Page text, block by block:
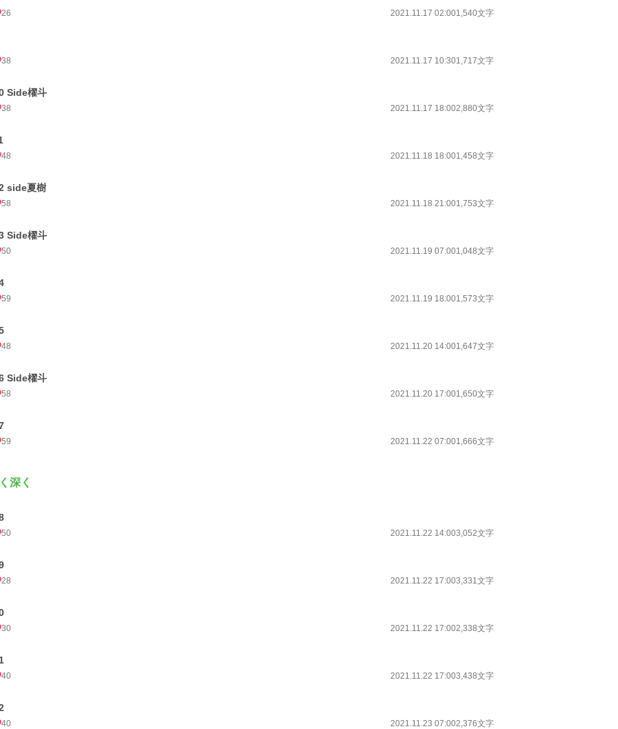
26 2021.11.17 02:001,540文字
38 2021.11.17 10:301,717文字
Side櫂斗
38 2021.11.17 18:002,880文字
48 2021.11.18 18:001,458文字
side夏樹
58 2021.11.18 21:001,753文字
Side櫂斗
50 2021.11.19 07:001,048文字
59 2021.11.19 18:001,573文字
48 2021.11.20 14:001,647文字
Side櫂斗
58 2021.11.20 17:001,650文字
59 2021.11.22 07:001,666文字
深く
50 2021.11.22 14:003,052文字
28 2021.11.22 17:003,331文字
30 2021.11.22 17:002,338文字
40 2021.11.22 17:003,438文字
40 2021.11.23 07:002,376文字